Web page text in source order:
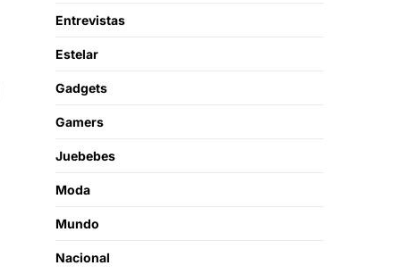
Entrevistas
Estelar
Gadgets
Gamers
Juebebes
Moda
Mundo
Nacional